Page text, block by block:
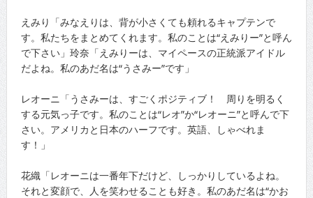
えみり「みなえりは、背が小さくても頼れるキャプテンで
す。私たちをまとめてくれます。私のことは“えみりー”と呼ん
で下さい」玲奈「えみりーは、マイペースの正統派アイドル
だよね。私のあだ名は“うさみー”です」
レオーニ「うさみーは、すごくポジティブ！ 周りを明るく
する元気っ子です。私のことは“レオ”か“レオーニ”と呼んで下
さい。アメリカと日本のハーフです。英語、しゃべれま
す！」
花織「レオーニは一番年下だけど、しっかりしているよね。
それと変顔で、人を笑わせることも好き。私のあだ名は“かお